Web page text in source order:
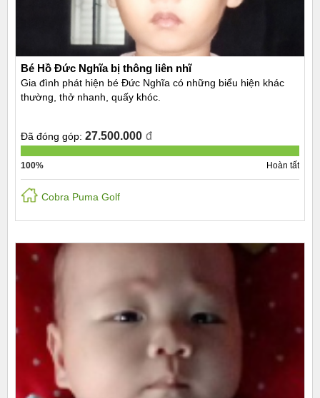
Bé Hồ Đức Nghĩa bị thông liên nhĩ
Gia đình phát hiện bé Đức Nghĩa có những biểu hiện khác
thường, thở nhanh, quấy khóc.
Đã đóng góp: 27.500.000 đ
100% Hoàn tất
Cobra Puma Golf